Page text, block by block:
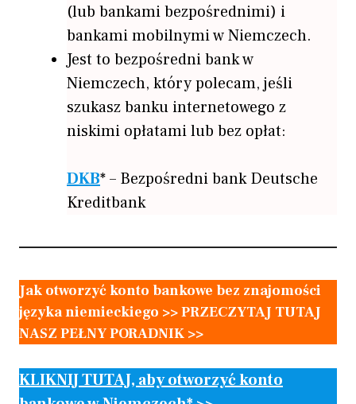
(lub bankami bezpośrednimi) i
bankami mobilnymi w Niemczech.
Jest to bezpośredni bank w
Niemczech, który polecam, jeśli
szukasz banku internetowego z
niskimi opłatami lub bez opłat:
DKB* – Bezpośredni bank Deutsche
Kreditbank
Jak otworzyć konto bankowe bez znajomości
języka niemieckiego >> PRZECZYTAJ TUTAJ
NASZ PEŁNY PORADNIK >>
KLIKNIJ TUTAJ, aby otworzyć konto